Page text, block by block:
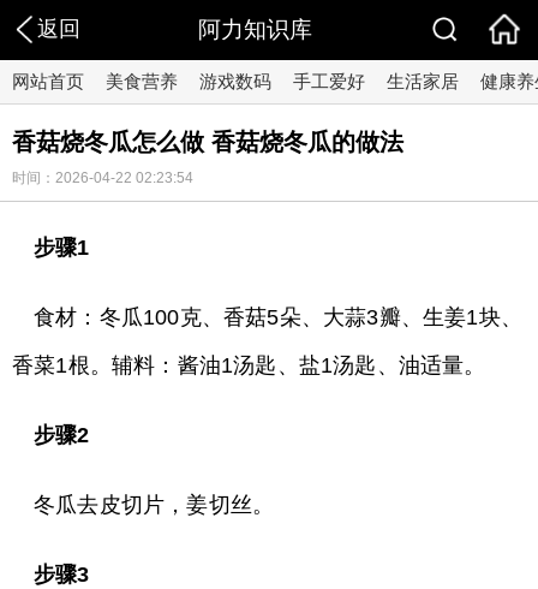
返回 阿力知识库
网站首页 美食营养 游戏数码 手工爱好 生活家居 健康养
香菇烧冬瓜怎么做 香菇烧冬瓜的做法
时间：2026-04-22 02:23:54
步骤1
食材：冬瓜100克、香菇5朵、大蒜3瓣、生姜1块、
香菜1根。辅料：酱油1汤匙、盐1汤匙、油适量。
步骤2
冬瓜去皮切片，姜切丝。
步骤3